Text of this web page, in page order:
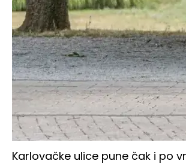
Karlovačke ulice pune čak i po